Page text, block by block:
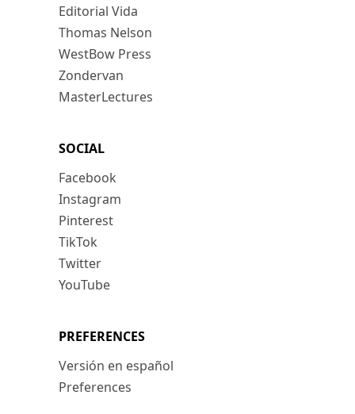
Editorial Vida
Thomas Nelson
WestBow Press
Zondervan
MasterLectures
SOCIAL
Facebook
Instagram
Pinterest
TikTok
Twitter
YouTube
PREFERENCES
Versión en español
Preferences